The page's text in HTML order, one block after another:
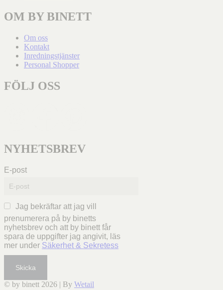
OM BY BINETT
Om oss
Kontakt
Inredningstjänster
Personal Shopper
FÖLJ OSS
NYHETSBREV
E-post
Jag bekräftar att jag vill
prenumerera på by binetts
nyhetsbrev och att by binett får
spara de uppgifter jag angivit, läs
mer under Säkerhet & Sekretess
Skicka
© by binett 2026 | By Wetail